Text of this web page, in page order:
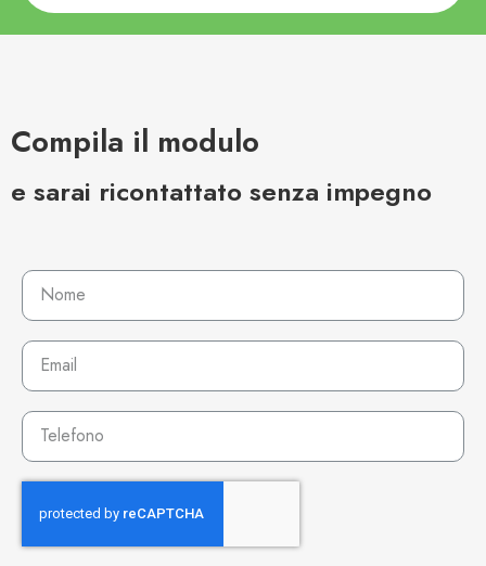
Compila il modulo
e sarai ricontattato senza impegno